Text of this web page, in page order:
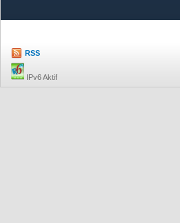
RSS
IPv6 Aktif